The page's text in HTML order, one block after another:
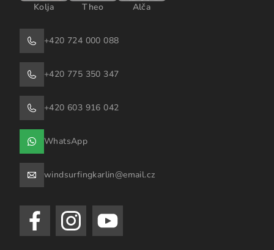
Kolja Theo Alča
+420 724 000 088
+420 775 350 347
+420 603 916 042
WhatsApp
windsurfingkarlin@email.cz